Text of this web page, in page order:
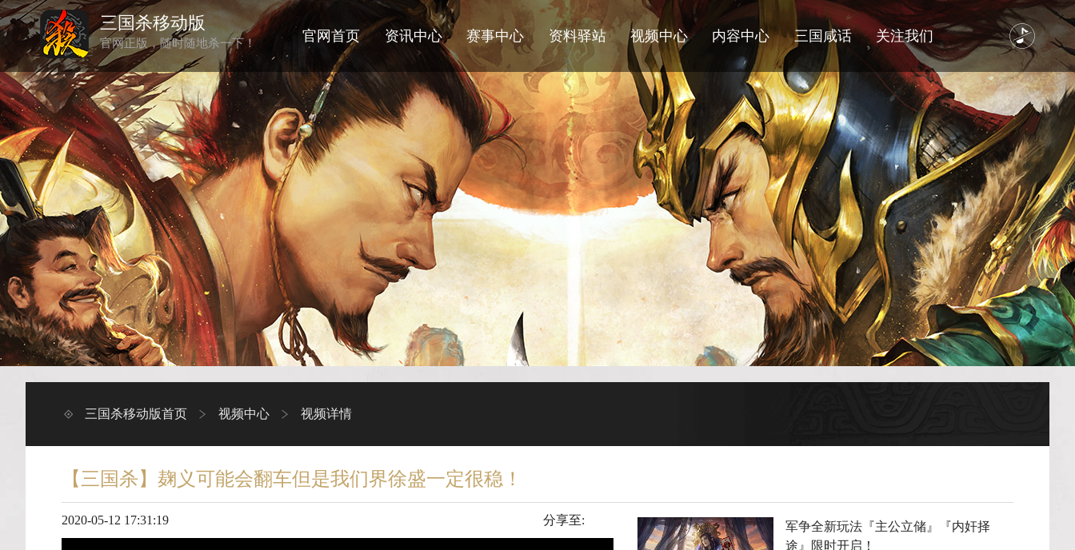
三国杀移动版
官网正版，随时随地杀一下！ 官网首页 资讯中心 赛事中心 资料驿站 视频中心 内容中心 三国咸话 关注我们
三国杀移动版首页 视频中心 视频详情
【三国杀】麹义可能会翻车但是我们界徐盛一定很稳！
2020-05-12 17:31:19 分享至:
军争全新玩法『主公立储』『内奸择
途』限时开启！